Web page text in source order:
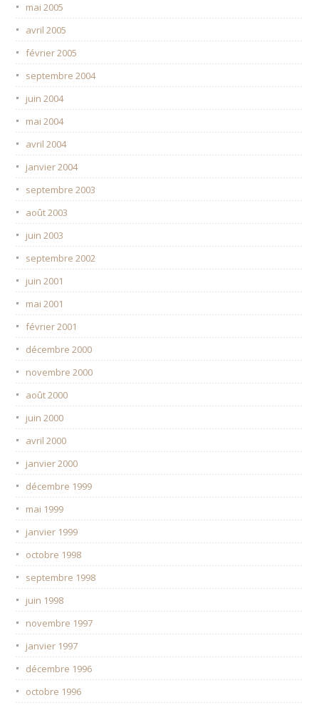
mai 2005
avril 2005
février 2005
septembre 2004
juin 2004
mai 2004
avril 2004
janvier 2004
septembre 2003
août 2003
juin 2003
septembre 2002
juin 2001
mai 2001
février 2001
décembre 2000
novembre 2000
août 2000
juin 2000
avril 2000
janvier 2000
décembre 1999
mai 1999
janvier 1999
octobre 1998
septembre 1998
juin 1998
novembre 1997
janvier 1997
décembre 1996
octobre 1996